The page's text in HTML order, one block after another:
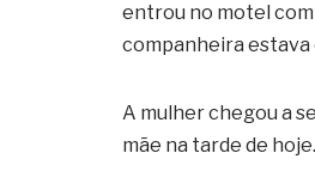
entrou no motel
companheira estava
A mulher chegou a
mãe na tarde de hoje.